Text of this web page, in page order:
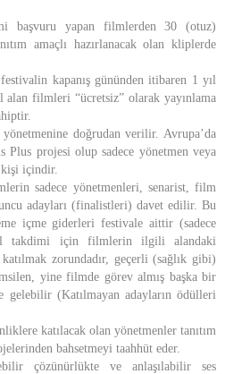
başvuru yapan filmlerden 30 (otuz)
amaçlı hazırlanacak olan kliplerde
kapanış gününden itibaren 1 yıl
filmleri “ücretsiz” olarak yayınlama
doğrudan verilir. Avrupa’da
Plus projesi olup sadece yönetmen veya
kişi içindir.
sadece yönetmenleri, senarist, film
adayları (finalistleri) davet edilir. Bu
içme giderleri festivale aittir (sadece
takdimi için filmlerin ilgili alandaki
zorundadır, geçerli (sağlık gibi)
yine filmde görev almış başka bir
gelebilir (Katılmayan adayların ödülleri
katılacak olan yönetmenler tanıtım
bahsetmeyi taahhüt eder.
çözünürlükte ve anlaşılabilir ses